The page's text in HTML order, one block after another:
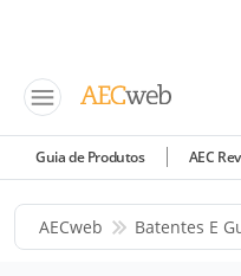
Guia de Produtos AEC
AECweb Batentes E